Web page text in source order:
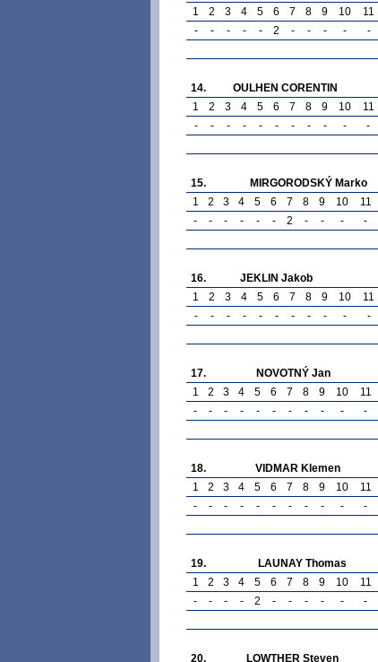
1
2 3 4 5 6 7 8 9 10 11
-
- - - - 2 - - - - -
14. OULHEN CORENTIN
1
2 3 4 5 6 7 8 9 10 11
-
- - - - - - - - - -
15. MIRGORODSKÝ Marko
1
2 3 4 5 6 7 8 9 10 11
-
- - - - - 2 - - - -
16. JEKLIN Jakob
1
2 3 4 5 6 7 8 9 10 11
-
- - - - - - - - - -
17. NOVOTNÝ Jan
1
2 3 4 5 6 7 8 9 10 11
-
- - - - - - - - - -
18. VIDMAR Klemen
1
2 3 4 5 6 7 8 9 10 11
-
- - - - - - - - - -
19. LAUNAY Thomas
1
2 3 4 5 6 7 8 9 10 11
-
- - - 2 - - - - - -
20. LOWTHER Steven